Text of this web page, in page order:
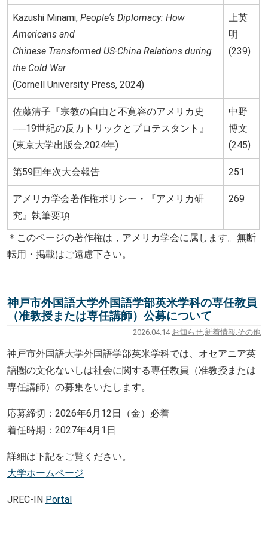
Kazushi Minami, Peopleʼs Diplomacy: How
Americans and
Chinese Transformed US-China Relations during
the Cold War
(Cornell University Press, 2024)
上英
明
(239)
佐藤清子『宗教の自由と不寛容のアメリカ史
──19世紀の反カトリックとプロテスタント』
(東京大学出版会,2024年)
中野
博文
(245)
第59回年次大会報告 251
アメリカ学会著作権ポリシー・『アメリカ研
究』執筆要項
269
＊このページの著作権は，アメリカ学会に属します。無断
転用・掲載はご遠慮下さい。
神戸市外国語大学外国語学部英米学科の専任教員
（准教授または専任講師）公募について
2026.04.14 お知らせ,新着情報,その他
神戸市外国語大学外国語学部英米学科では、オセアニア英
語圏の文化ないしは社会に関する専任教員（准教授または
専任講師）の募集をいたします。
応募締切：2026年6月12日（金）必着
着任時期：2027年4月1日
詳細は下記をご覧ください。
大学ホームページ
JREC-IN Portal